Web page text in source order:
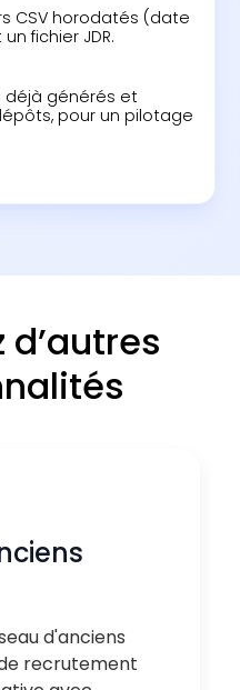
CSV horodatés (date
fichier JDR.
déjà générés et
pour un pilotage
d’autres
d'anciens
recrutement